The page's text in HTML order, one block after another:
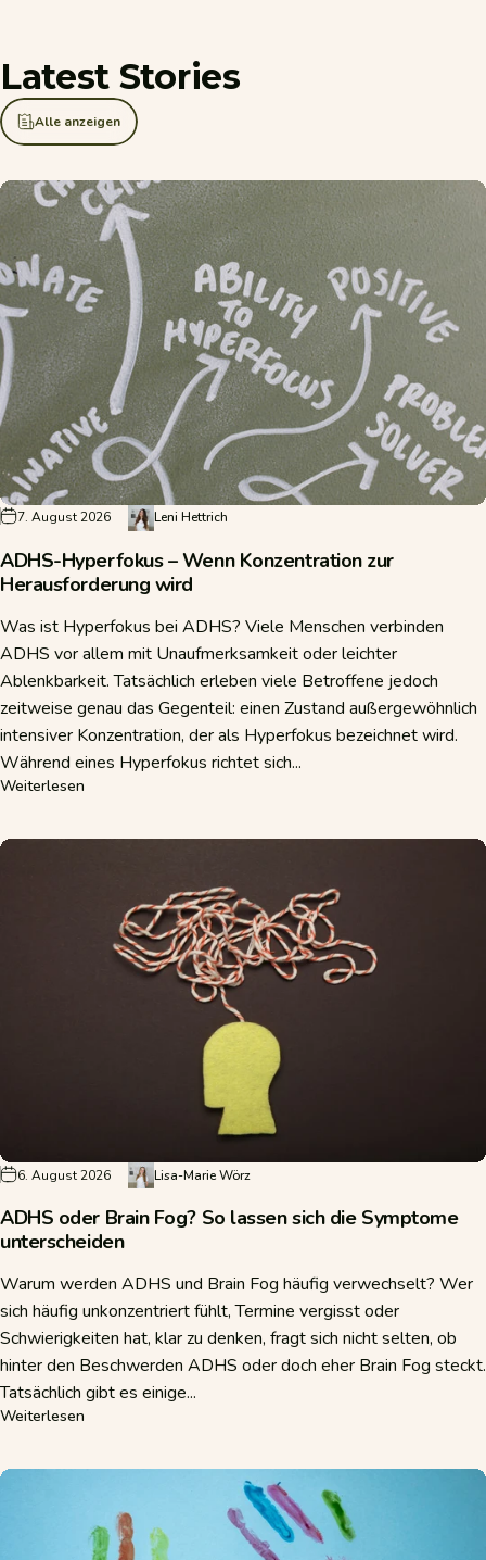
Latest Stories
Alle anzeigen
7. August 2026 Leni Hettrich
ADHS-Hyperfokus – Wenn Konzentration zur
Herausforderung wird
Was ist Hyperfokus bei ADHS? Viele Menschen verbinden
ADHS vor allem mit Unaufmerksamkeit oder leichter
Ablenkbarkeit. Tatsächlich erleben viele Betroffene jedoch
zeitweise genau das Gegenteil: einen Zustand außergewöhnlich
intensiver Konzentration, der als Hyperfokus bezeichnet wird.
Während eines Hyperfokus richtet sich...
Weiterlesen
6. August 2026 Lisa-Marie Wörz
ADHS oder Brain Fog? So lassen sich die Symptome
unterscheiden
Warum werden ADHS und Brain Fog häufig verwechselt? Wer
sich häufig unkonzentriert fühlt, Termine vergisst oder
Schwierigkeiten hat, klar zu denken, fragt sich nicht selten, ob
hinter den Beschwerden ADHS oder doch eher Brain Fog steckt.
Tatsächlich gibt es einige...
Weiterlesen